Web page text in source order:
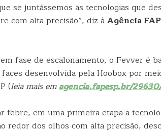
se juntássemos as tecnologias que
com alta precisão”, diz àAgência
fase de escalonamento, o Fevver é
desenvolvida pela Hoobox por
(leia mais emagencia.fapesp.br/
febre, em uma primeira etapa a
redor dos olhos com alta precisão,